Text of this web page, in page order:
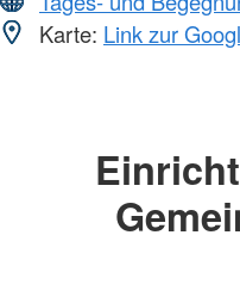
Karte: Link zur